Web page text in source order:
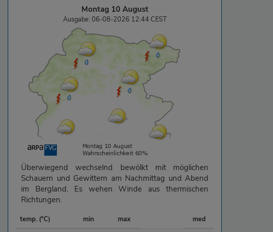
Montag 10 August
Ausgabe: 06-08-2026 12:44 CEST
Überwiegend wechselnd bewölkt mit möglichen
Schauern und Gewittern am Nachmittag und Abend
im Bergland. Es wehen Winde aus thermischen
Richtungen.
temp. (°C) min max
med